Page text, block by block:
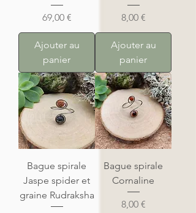
Prix
69,00 €
Ajouter au
panier
Prix
8,00 €
Ajouter au
panier
Bague spirale
Jaspe spider et
graine Rudraksha
Bague spirale
Cornaline
Prix
8,00 €